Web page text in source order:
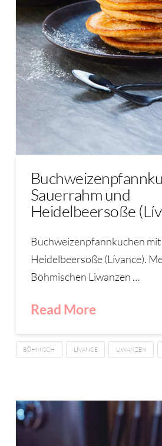
Sauerrahm und
Heidelbeersoße
Buchweizenpfannkuchen
Heidelbeersoße (Lívance).
Böhmischen Liwanzen …
Read More
BÖHMISCH LÍVANCE LIWANZEN